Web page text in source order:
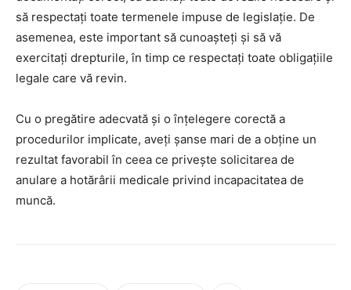
să respectați toate termenele impuse de legislație. De
asemenea, este important să cunoașteți și să vă
exercitați drepturile, în timp ce respectați toate obligațiile
legale care vă revin.
Cu o pregătire adecvată și o înțelegere corectă a
procedurilor implicate, aveți șanse mari de a obține un
rezultat favorabil în ceea ce privește solicitarea de
anulare a hotărârii medicale privind incapacitatea de
muncă.